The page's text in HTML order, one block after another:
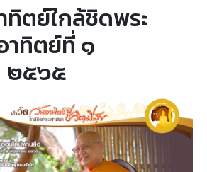
ทิตย์ใกล้ชิดพระ
าทิตย์ที่ ๑
๒๕๖๕